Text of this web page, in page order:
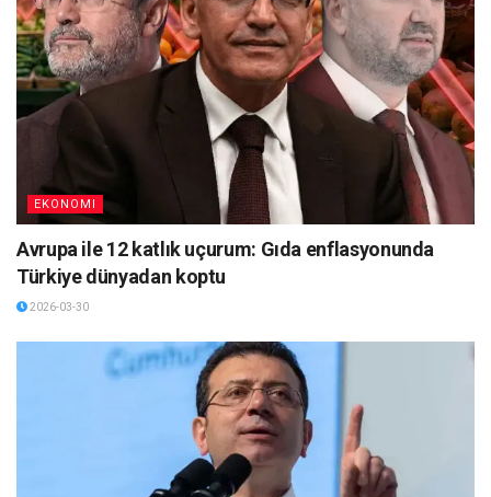
EKONOMI
Avrupa ile 12 katlık uçurum: Gıda enflasyonunda
Türkiye dünyadan koptu
2026-03-30